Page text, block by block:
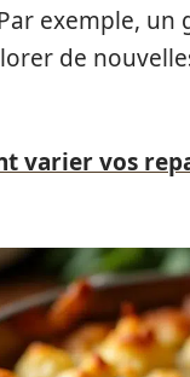
exemple,
de
varier vos